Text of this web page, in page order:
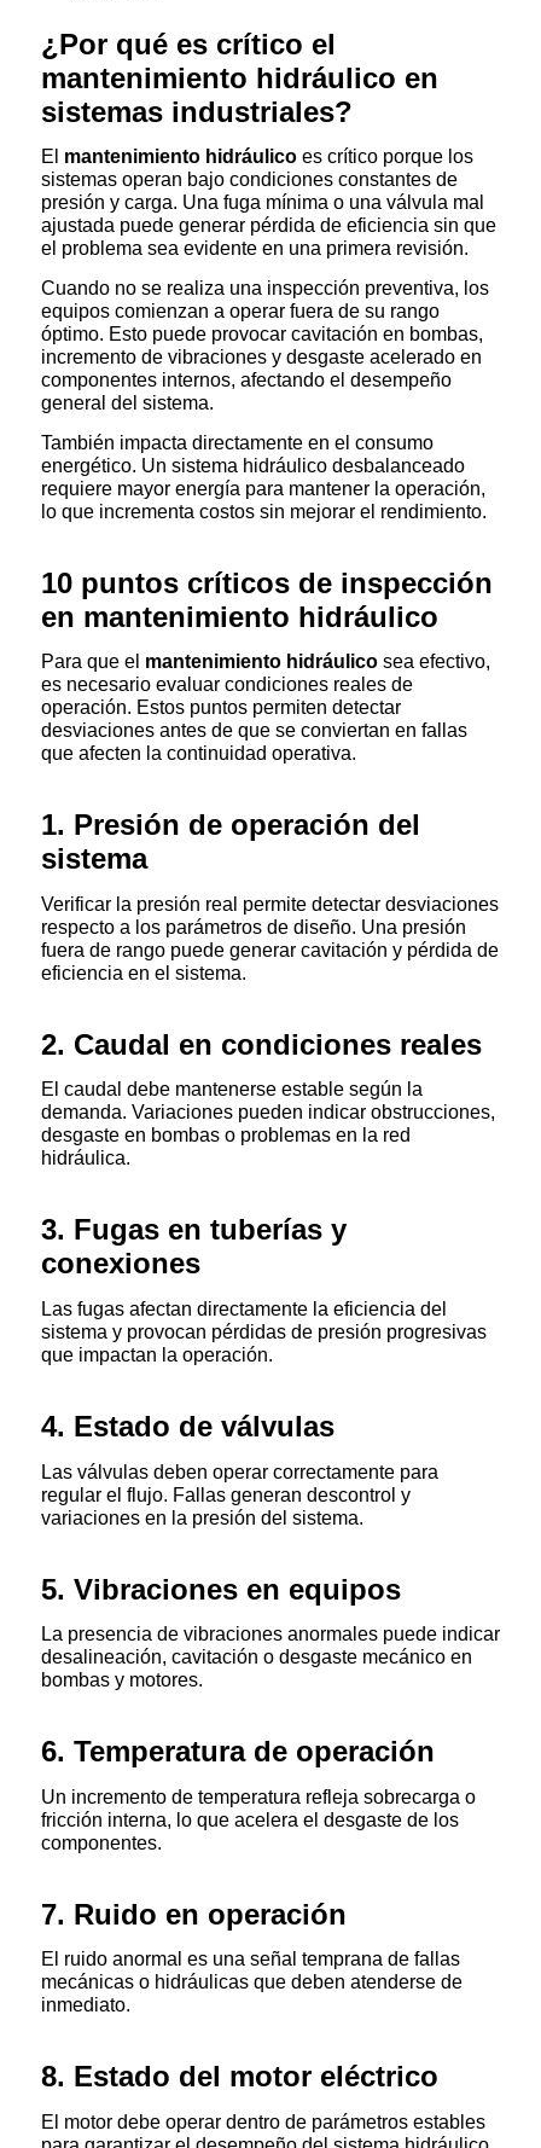
¿Por qué es crítico el
mantenimiento hidráulico en
sistemas industriales?
El mantenimiento hidráulicoes crítico porque los
sistemas operan bajo condiciones constantes de
presión y carga. Una fuga mínima o una válvula mal
ajustada puede generar pérdida de eficiencia sin que
el problema sea evidente en una primera revisión.
Cuando no se realiza una inspección preventiva, los
equipos comienzan a operar fuera de su rango
óptimo. Esto puede provocar cavitación en bombas,
incremento de vibraciones y desgaste acelerado en
componentes internos, afectando el desempeño
general del sistema.
También impacta directamente en el consumo
energético. Un sistema hidráulico desbalanceado
requiere mayor energía para mantener la operación,
lo que incrementa costos sin mejorar el rendimiento.
10 puntos críticos de inspección
en mantenimiento hidráulico
Para que el mantenimiento hidráulicosea efectivo,
es necesario evaluar condiciones reales de
operación. Estos puntos permiten detectar
desviaciones antes de que se conviertan en fallas
que afecten la continuidad operativa.
1. Presión de operación del
sistema
Verificar la presión real permite detectar desviaciones
respecto a los parámetros de diseño. Una presión
fuera de rango puede generar cavitación y pérdida de
eficiencia en el sistema.
2. Caudal en condiciones reales
El caudal debe mantenerse estable según la
demanda. Variaciones pueden indicar obstrucciones,
desgaste en bombas o problemas en la red
hidráulica.
3. Fugas en tuberías y
conexiones
Las fugas afectan directamente la eficiencia del
sistema y provocan pérdidas de presión progresivas
que impactan la operación.
4. Estado de válvulas
Las válvulas deben operar correctamente para
regular el flujo. Fallas generan descontrol y
variaciones en la presión del sistema.
5. Vibraciones en equipos
La presencia de vibraciones anormales puede indicar
desalineación, cavitación o desgaste mecánico en
bombas y motores.
6. Temperatura de operación
Un incremento de temperatura refleja sobrecarga o
fricción interna, lo que acelera el desgaste de los
componentes.
7. Ruido en operación
El ruido anormal es una señal temprana de fallas
mecánicas o hidráulicas que deben atenderse de
inmediato.
8. Estado del motor eléctrico
El motor debe operar dentro de parámetros estables